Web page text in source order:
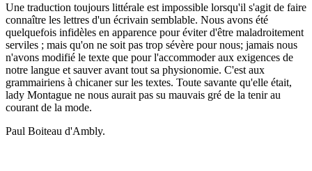
Une traduction toujours littérale est impossible lorsqu'il s'agit de faire
connaître les lettres d'un écrivain semblable. Nous avons été
quelquefois infidèles en apparence pour éviter d'être maladroitement
serviles ; mais qu'on ne soit pas trop sévère pour nous; jamais nous
n'avons modifié le texte que pour l'accommoder aux exigences de
notre langue et sauver avant tout sa physionomie. C'est aux
grammairiens à chicaner sur les textes. Toute savante qu'elle était,
lady Montague ne nous aurait pas su mauvais gré de la tenir au
courant de la mode.
Paul Boiteau d'Ambly.